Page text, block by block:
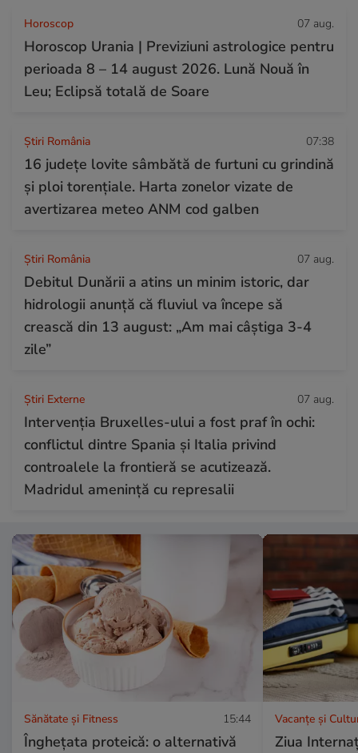
Horoscop 07 aug.
Horoscop Urania | Previziuni astrologice pentru
perioada 8 – 14 august 2026. Lună Nouă în
Leu; Eclipsă totală de Soare
Știri România 07:38
16 județe lovite sâmbătă de furtuni cu grindină
și ploi torențiale. Harta zonelor vizate de
avertizarea meteo ANM cod galben
Știri România 07 aug.
Debitul Dunării a atins un minim istoric, dar
hidrologii anunță că fluviul va începe să
crească din 13 august: „Am mai câștiga 3-4
zile”
Știri Externe 07 aug.
Intervenția Bruxelles-ului a fost praf în ochi:
conflictul dintre Spania și Italia privind
controalele la frontieră se acutizează.
Madridul amenință cu represalii
Sănătate și Fitness 15:44
Înghețata proteică: o alternativă
Vacanțe și
Ziua